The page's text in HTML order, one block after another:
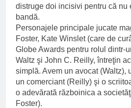
distruge doi incisivi pentru că nu
bandă.
Personajele principale jucate
Foster, Kate Winslet (care de
Globe Awards pentru rolul dintr-
Waltz şi John C. Reilly, întreţin
simplă. Avem un avocat (Waltz),
un comerciant (Reilly) şi o
o adevărată războinica a
Foster).